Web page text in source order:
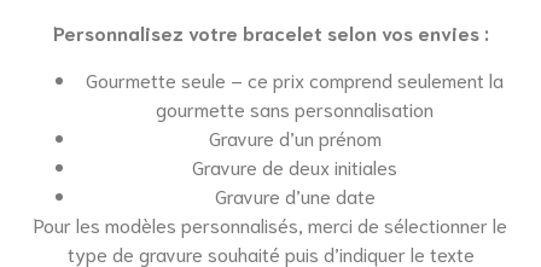
Personnalisez votre bracelet selon vos envies :
Gourmette seule – ce prix comprend seulement la
gourmette sans personnalisation
Gravure d’un prénom
Gravure de deux initiales
Gravure d’une date
Pour les modèles personnalisés, merci de sélectionner le
type de gravure souhaité puis d’indiquer le texte